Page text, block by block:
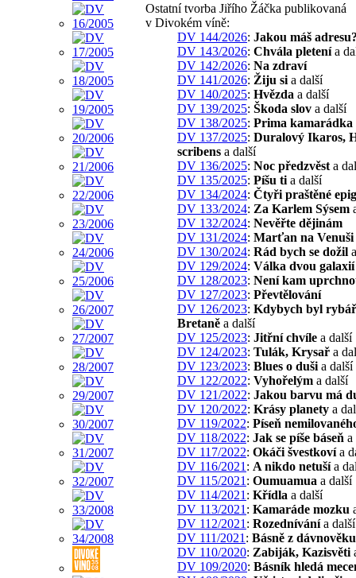
Ostatní tvorba Jiřího Žáčka publikovaná
v Divokém víně:
DV 144/2026: Jakou máš
DV 143/2026: Chvála pletenía
DV 142/2026: Na zdraví
DV 141/2026: Žiju si a další
DV 140/2025: Hvězda a další
DV 139/2025: Škoda slov a další
DV 138/2025: Prima kamarádka
DV 137/2025: Duralový Ikaros,
scribens a další
DV 136/2025: Noc předzvěst a
DV 135/2025: Píšu ti a další
DV 134/2024: Čtyři praštěné
DV 133/2024: Za Karlem Sýsem
DV 132/2024: Nevěřte dějinám
DV 131/2024: Marťan na Venuši
DV 130/2024: Rád bych se dožil
DV 129/2024: Válka dvou galaxií
DV 128/2023: Není kam
DV 127/2023: Převtělování
DV 126/2023: Kdybych byl
Bretaně a další
DV 125/2023: Jitřní chvíle a další
DV 124/2023: Tulák, Krysař a
DV 123/2023: Blues o duši a další
DV 122/2022: Vyhořelým a další
DV 121/2022: Jakou barvu má
DV 120/2022: Krásy planety a
DV 119/2022: Píseň
DV 118/2022: Jak se píše báseň a
DV 117/2022: Okáči švestkovía
DV 116/2021 : A nikdo netušía
DV 115/2021 : Oumuamua a další
DV 114/2021 : Křídla a další
DV 113/2021 : Kamaráde mozku
DV 112/2021 : Rozednívánía další
DV 111/2021 : Básně z dávnověku
DV 110/2020: Zabiják, Kazisvěti
DV 109/2020: Básník hledá